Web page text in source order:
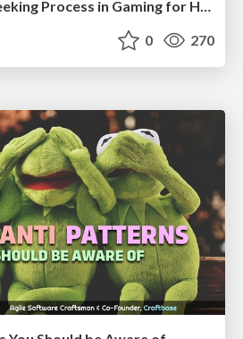
Groundhog Day: Seeking Process in Gaming for Health
0 270